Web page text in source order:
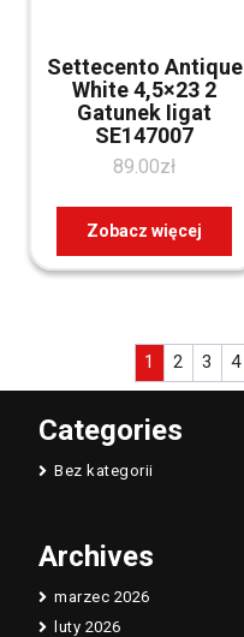
Settecento Antique
White 4,5×23 2
Gatunek Iigat
SE147007
89.00zł
Zobacz więcej
1 2 3 4
Categories
Bez kategorii
Archives
marzec 2026
luty 2026